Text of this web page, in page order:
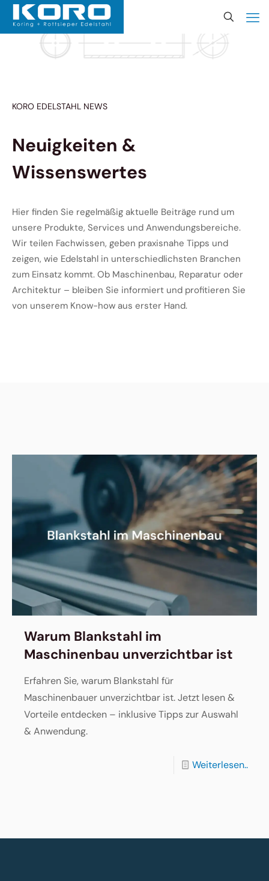
KORO EDELSTAHL NEWS
Neuigkeiten &
Wissenswertes
Hier finden Sie regelmäßig aktuelle Beiträge rund um
unsere Produkte, Services und Anwendungsbereiche.
Wir teilen Fachwissen, geben praxisnahe Tipps und
zeigen, wie Edelstahl in unterschiedlichsten Branchen
zum Einsatz kommt. Ob Maschinenbau, Reparatur oder
Architektur – bleiben Sie informiert und profitieren Sie
von unserem Know-how aus erster Hand.
Warum Blankstahl im
Maschinenbau unverzichtbar ist
Erfahren Sie, warum Blankstahl für
Maschinenbauer unverzichtbar ist. Jetzt lesen &
Vorteile entdecken – inklusive Tipps zur Auswahl
& Anwendung.
Weiterlesen..